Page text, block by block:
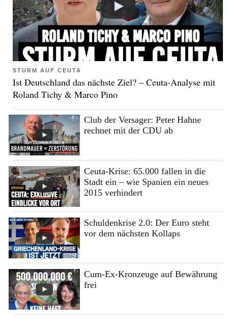
STURM AUF CEUTA
Ist Deutschland das nächste Ziel? – Ceuta-Analyse mit
Roland Tichy & Marco Pino
Club der Versager: Peter Hahne
rechnet mit der CDU ab
Ceuta-Krise: 65.000 fallen in die
Stadt ein – wie Spanien ein neues
2015 verhindert
Schuldenkrise 2.0: Der Euro steht
vor dem nächsten Kollaps
Cum-Ex-Kronzeuge auf Bewährung
frei